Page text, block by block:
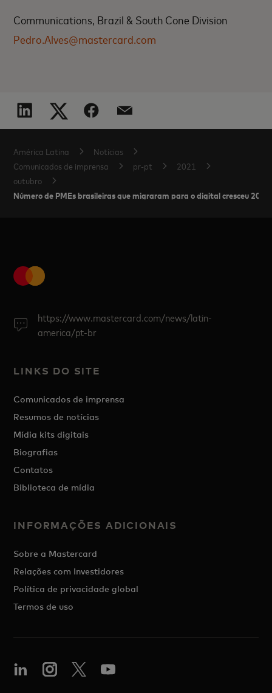
Communications, Brazil & South Cone Division
Pedro.Alves@mastercard.com
América Latina
Notícias
Comunicados de imprensa
pr-pt
2021
outubro
Número de PMEs brasileiras que migraram para o digital cresceu
https://www.mastercard.com/news/latin-
america/pt-br
LINKS DO SITE
Comunicados de imprensa
Resumos de notícias
Mídia kits digitais
Biografias
Contatos
Biblioteca de mídia
INFORMAÇÕES ADICIONAIS
Sobre a Mastercard
Relações com Investidores
Política de privacidade global
Termos de uso